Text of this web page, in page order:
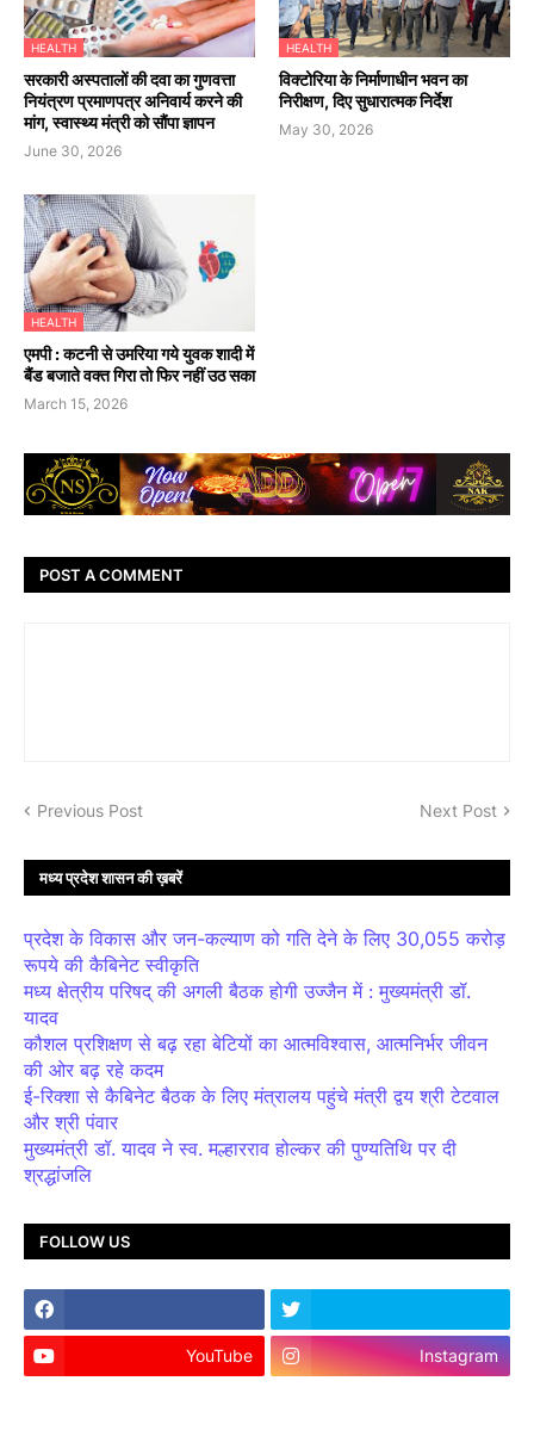
HEALTH
सरकारी अस्पतालों की दवा का गुणवत्ता
नियंत्रण प्रमाणपत्र अनिवार्य करने की
मांग, स्वास्थ्य मंत्री को सौंपा ज्ञापन
June 30, 2026
HEALTH
विक्टोरिया के निर्माणाधीन भवन का
निरीक्षण, दिए सुधारात्मक निर्देश
May 30, 2026
HEALTH
एमपी : कटनी से उमरिया गये युवक शादी में
बैंड बजाते वक्त गिरा तो फिर नहीं उठ सका
March 15, 2026
POST A COMMENT
Previous Post Next Post
मध्य प्रदेश शासन की ख़बरें
प्रदेश के विकास और जन-कल्याण को गति देने के लिए 30,055 करोड़
रूपये की कैबिनेट स्वीकृति
मध्य क्षेत्रीय परिषद् की अगली बैठक होगी उज्जैन में : मुख्यमंत्री डॉ.
यादव
कौशल प्रशिक्षण से बढ़ रहा बेटियों का आत्मविश्वास, आत्मनिर्भर जीवन
की ओर बढ़ रहे कदम
ई-रिक्शा से कैबिनेट बैठक के लिए मंत्रालय पहुंचे मंत्री द्वय श्री टेटवाल
और श्री पंवार
मुख्यमंत्री डॉ. यादव ने स्व. मल्हारराव होल्कर की पुण्यतिथि पर दी
श्रद्धांजलि
FOLLOW US
YouTube Instagram